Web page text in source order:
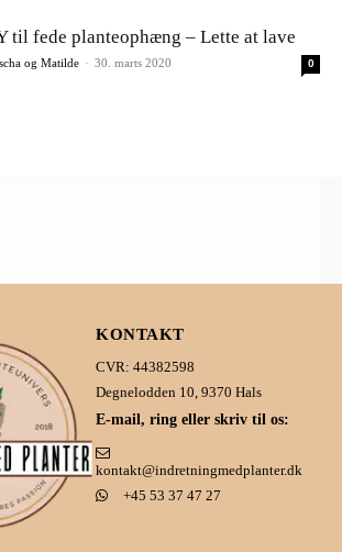
til fede planteophæng – Lette at lave
og Matilde - 30. marts 2020 0
KONTAKT
CVR: 44382598
Degnelodden 10, 9370 Hals
E-mail, ring eller skriv til os:
kontakt@indretningmedplanter.dk
+45 53 37 47 27